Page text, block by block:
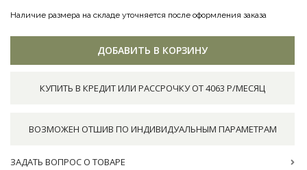
Наличие размера на складе уточняется после оформления заказа
ДОБАВИТЬ В КОРЗИНУ
КУПИТЬ В КРЕДИТ ИЛИ РАССРОЧКУ ОТ 4063 Р/МЕСЯЦ
ВОЗМОЖЕН ОТШИВ ПО ИНДИВИДУАЛЬНЫМ ПАРАМЕТРАМ
ЗАДАТЬ ВОПРОС О ТОВАРЕ